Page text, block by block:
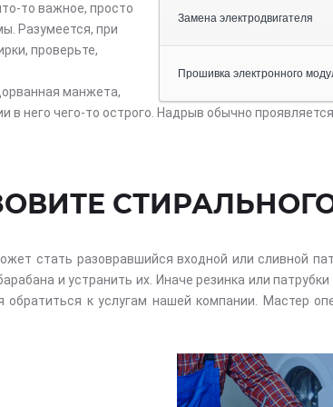
Замена электродвигателя
Прошивка электронного
то важное, просто
Разумеется, при
проверьте,
манжета,
него чего-то острого. Надрыв обычно
стать разовравшийся входной или сливной
и устранить их. Иначе резинка или
обратиться к услугам нашей компании. Мастер